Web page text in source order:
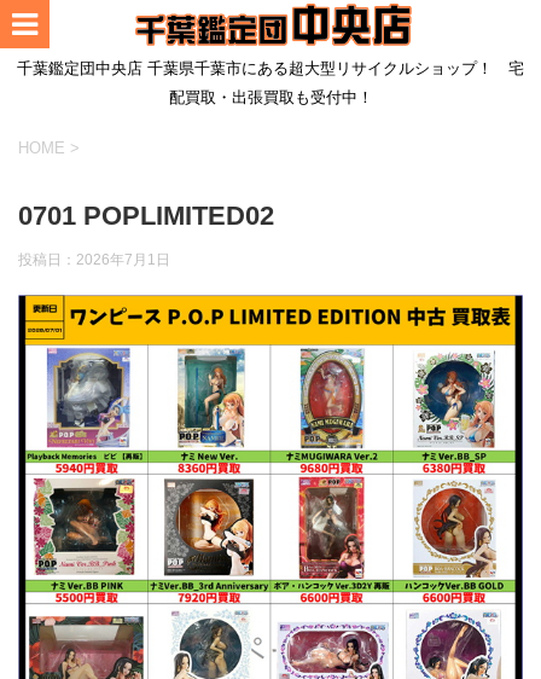
千葉鑑定団中央店 千葉県千葉市にある超大型リサイクルショップ！ 宅
配買取・出張買取も受付中！
HOME >
0701 POPLIMITED02
投稿日： 2026年7月1日